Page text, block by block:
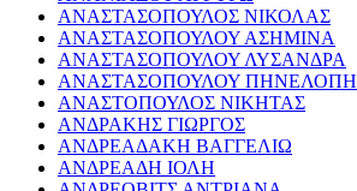
ΑΝΑΣΤΑΣΟΠΟΥΛΟΣ ΝΙΚΟΛΑΣ
ΑΝΑΣΤΑΣΟΠΟΥΛΟΥ ΑΣΗΜΙΝΑ
ΑΝΑΣΤΑΣΟΠΟΥΛΟΥ ΛΥΣΑΝΔΡΑ
ΑΝΑΣΤΑΣΟΠΟΥΛΟΥ ΠΗΝΕΛΟΠΗ
ΑΝΑΣΤΟΠΟΥΛΟΣ ΝΙΚΗΤΑΣ
ΑΝΔΡΑΚΗΣ ΓΙΩΡΓΟΣ
ΑΝΔΡΕΑΔΑΚΗ ΒΑΓΓΕΛΙΩ
ΑΝΔΡΕΑΔΗ ΙΟΛΗ